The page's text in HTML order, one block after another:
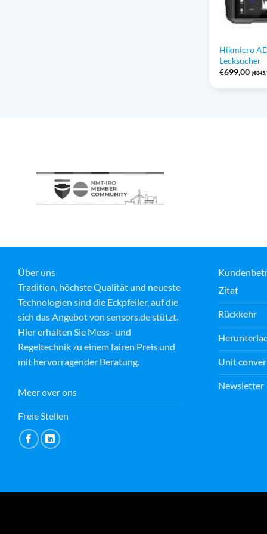
Hikmicro
Lecksucher
€699,00 (€
Über uns
Tradition, höchste Qualität und neueste
Technologien sind die Eckpfeiler, auf die
sich das Angebot von sensors.de stützt.
Hier erhalten Sie Mess- und
Regeltechnik zu einem fairen Preis und
mit hervorragender Beratung.
Meer over ons
Freie Stellen
Zitat
Rückkehr
Unit
Newsletter
M E
15 July 2026
Fantastic customer service by
Andrej. Not only kind and
mile in order to help. Thank you
Read more